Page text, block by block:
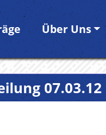
Über Uns
07.03.12